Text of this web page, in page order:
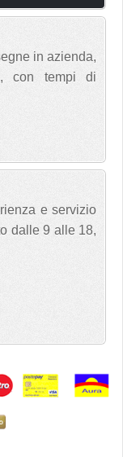
in azienda,
con tempi di
e servizio
dalle 9 alle 18,